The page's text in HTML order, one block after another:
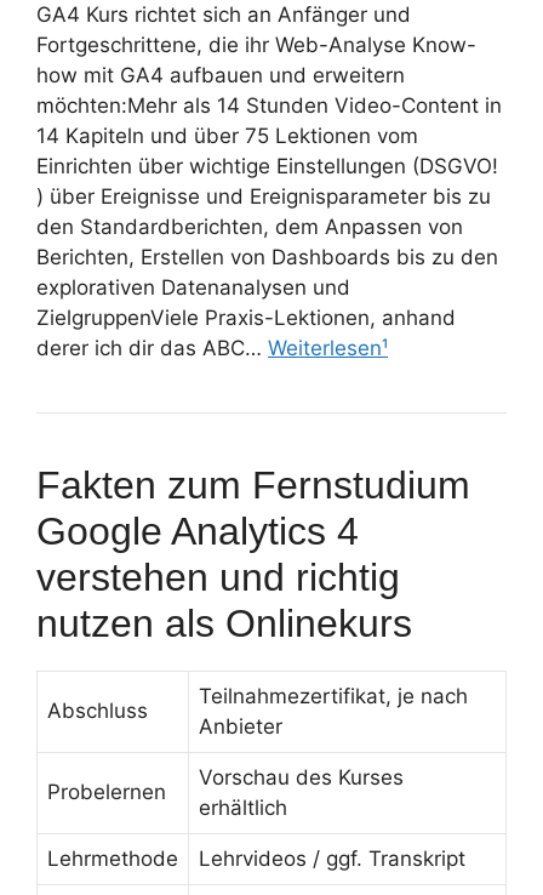
GA4 Kurs richtet sich an Anfänger und
Fortgeschrittene, die ihr Web-Analyse Know-
how mit GA4 aufbauen und erweitern
möchten:Mehr als 14 Stunden Video-Content in
14 Kapiteln und über 75 Lektionen vom
Einrichten über wichtige Einstellungen (DSGVO!
) über Ereignisse und Ereignisparameter bis zu
den Standardberichten, dem Anpassen von
Berichten, Erstellen von Dashboards bis zu den
explorativen Datenanalysen und
ZielgruppenViele Praxis-Lektionen, anhand
derer ich dir das ABC… Weiterlesen¹
Fakten zum Fernstudium
Google Analytics 4
verstehen und richtig
nutzen als Onlinekurs
Abschluss
Teilnahmezertifikat, je nach
Anbieter
Probelernen
Vorschau des Kurses
erhältlich
Lehrmethode Lehrvideos / ggf. Transkript